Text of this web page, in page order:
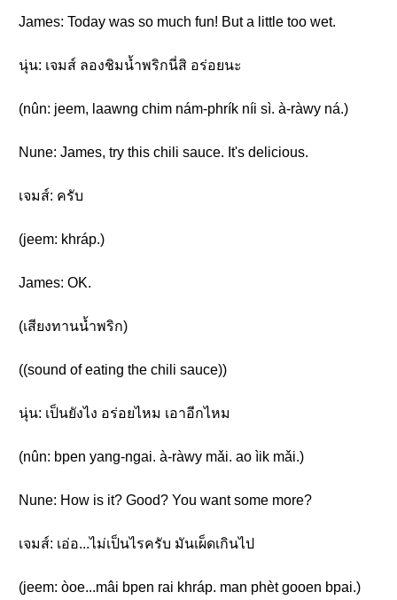
James: Today was so much fun! But a little too wet.
นุ่น: เจมส์ ลองชิมน้ำพริกนี่สิ อร่อยนะ
(nûn: jeem, laawng chim nám-phrík níi sì. à-ràwy ná.)
Nune: James, try this chili sauce. It's delicious.
เจมส์: ครับ
(jeem: khráp.)
James: OK.
(เสียงทานน้ำพริก)
((sound of eating the chili sauce))
นุ่น: เป็นยังไง อร่อยไหม เอาอีกไหม
(nûn: bpen yang-ngai. à-ràwy mǎi. ao ìik mǎi.)
Nune: How is it? Good? You want some more?
เจมส์: เอ่อ...ไม่เป็นไรครับ มันเผ็ดเกินไป
(jeem: òoe...mâi bpen rai khráp. man phèt gooen bpai.)